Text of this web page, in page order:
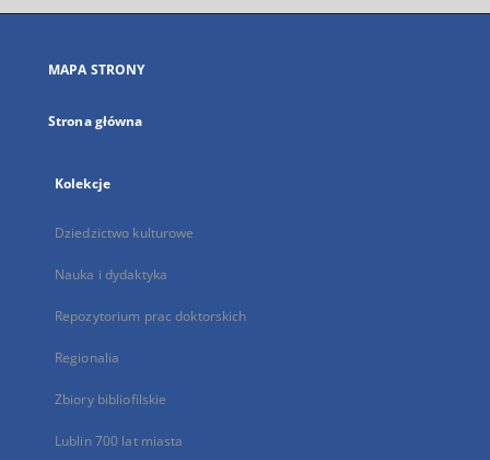
się
karcie
MAPA STRONY
Strona główna
Kolekcje
Dziedzictwo kulturowe
Nauka i dydaktyka
Repozytorium prac doktorskich
Regionalia
Zbiory bibliofilskie
Lublin 700 lat miasta